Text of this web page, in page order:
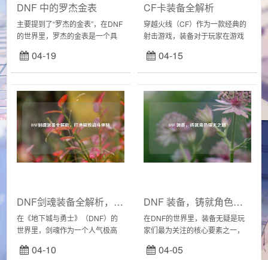
DNF 中的罗杰金表
主要提到了“罗杰的金表”，在DNF
的世界里，罗杰的金表是一个具
独特的属性或用途，与游戏中的
角色罗杰相关，这块金表或许在
04-19
CF卡装备全解析
穿越火线（CF）作为一款经典的
射击游戏，装备对于玩家在游戏
一些玩家希望通过卡装备的方式
来获取更多心仪的道具，然而卡
04-15
DNF剑魂装备全解析，打造极致战斗体验
在《地下城与勇士》（DNF）的
世界里，剑魂作为一个人气极高
的实力提升起着至关重要的作
04-10
DNF 装备，铸就角色强大之路
在DNF的世界里，装备无疑是玩
家们最为关注的核心要素之一，
更是玩家在冒险征程中披荆斩
04-05